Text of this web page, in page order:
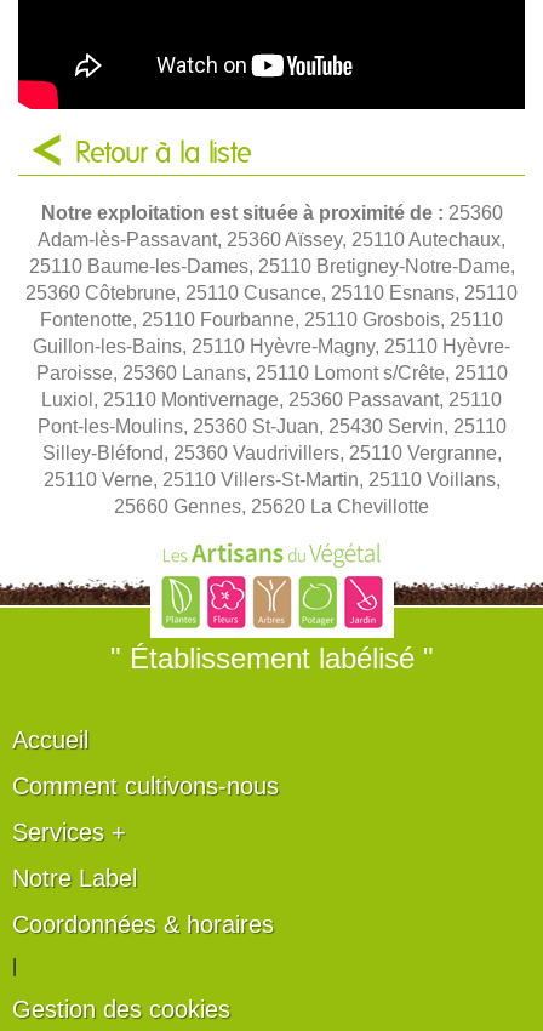
Retour à la liste
Notre exploitation est située à proximité de : 25360
Adam-lès-Passavant, 25360 Aïssey, 25110 Autechaux,
25110 Baume-les-Dames, 25110 Bretigney-Notre-Dame,
25360 Côtebrune, 25110 Cusance, 25110 Esnans, 25110
Fontenotte, 25110 Fourbanne, 25110 Grosbois, 25110
Guillon-les-Bains, 25110 Hyèvre-Magny, 25110 Hyèvre-
Paroisse, 25360 Lanans, 25110 Lomont s/Crête, 25110
Luxiol, 25110 Montivernage, 25360 Passavant, 25110
Pont-les-Moulins, 25360 St-Juan, 25430 Servin, 25110
Silley-Bléfond, 25360 Vaudrivillers, 25110 Vergranne,
25110 Verne, 25110 Villers-St-Martin, 25110 Voillans,
25660 Gennes, 25620 La Chevillotte
" Établissement labélisé "
Accueil
Comment cultivons-nous
Services +
Notre Label
Coordonnées & horaires
Gestion des cookies